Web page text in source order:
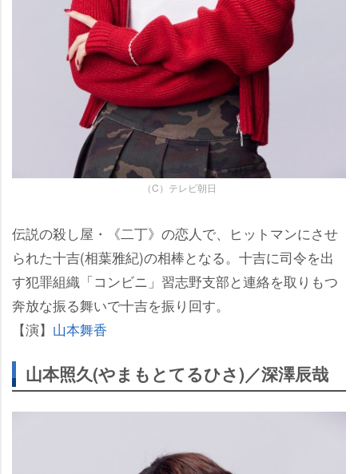
（C）テレビ朝日
伝説の殺し屋・《二丁》の恋人で、ヒットマンにさせ
られた十吉(相葉雅紀)の相棒となる。十吉に司令を出
す犯罪組織「コンビニ」習志野支部と連絡を取りもつ
奔放な振る舞いで十吉を振り回す。
【演】 山本舞香
山本照久(やまもとてるひさ)／深澤辰哉